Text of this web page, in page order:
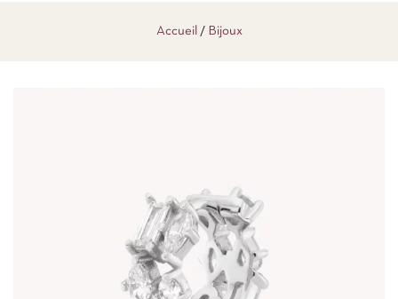
Accueil Bijoux